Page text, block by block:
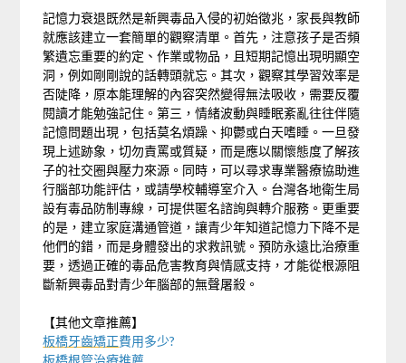
記憶力衰退既然是新興毒品入侵的初始徵兆，家長與教師
就應該建立一套簡單的觀察清單。首先，注意孩子是否頻
繁遺忘重要的約定、作業或物品，且短期記憶出現明顯空
洞，例如剛剛說的話轉頭就忘。其次，觀察其學習效率是
否陡降，原本能理解的內容突然變得無法吸收，需要反覆
閱讀才能勉強記住。第三，情緒波動與睡眠紊亂往往伴隨
記憶問題出現，包括莫名煩躁、抑鬱或白天嗜睡。一旦發
現上述跡象，切勿責罵或質疑，而是應以關懷態度了解孩
子的社交圈與壓力來源。同時，可以尋求專業醫療協助進
行腦部功能評估，或請學校輔導室介入。台灣各地衛生局
設有毒品防制專線，可提供匿名諮詢與轉介服務。更重要
的是，建立家庭溝通管道，讓青少年知道記憶力下降不是
他們的錯，而是身體發出的求救訊號。預防永遠比治療重
要，透過正確的毒品危害教育與情感支持，才能從根源阻
斷新興毒品對青少年腦部的無聲屠殺。
【其他文章推薦】
板橋牙齒矯正費用多少?
板橋根管治療推薦